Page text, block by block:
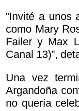
“Invité a unos
como Mary
Failer y Max
Canal 13)”,
Una vez
Argandoña
no quería